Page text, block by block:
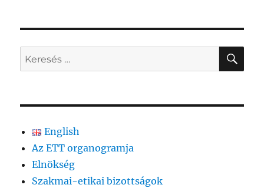
Keresés
a
kifejezésre:
English
Az ETT organogramja
Elnökség
Szakmai-etikai bizottságok